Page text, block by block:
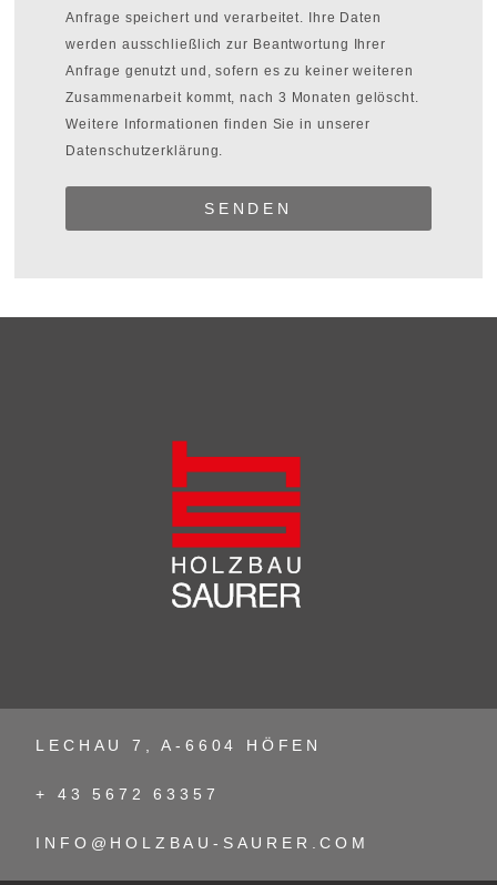
Anfrage speichert und verarbeitet. Ihre Daten
werden ausschließlich zur Beantwortung Ihrer
Anfrage genutzt und, sofern es zu keiner weiteren
Zusammenarbeit kommt, nach 3 Monaten gelöscht.
Weitere Informationen finden Sie in unserer
Datenschutzerklärung.
SENDEN
LECHAU 7, A-6604 HÖFEN
+ 43 5672 63357
INFO@HOLZBAU-SAURER.COM